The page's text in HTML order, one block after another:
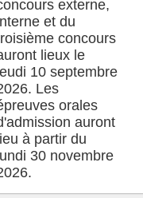
externe,
et du
concours
lieux le
10 septembre
Les
orales
auront
lieu à partir du
lundi 30 novembre